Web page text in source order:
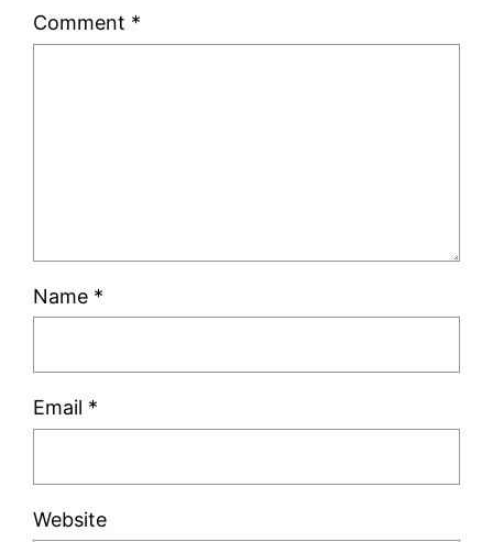
Comment *
Name *
Email *
Website